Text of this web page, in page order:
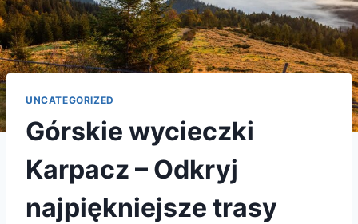
UNCATEGORIZED
Górskie wycieczki
Karpacz – Odkryj
najpiękniejsze trasy